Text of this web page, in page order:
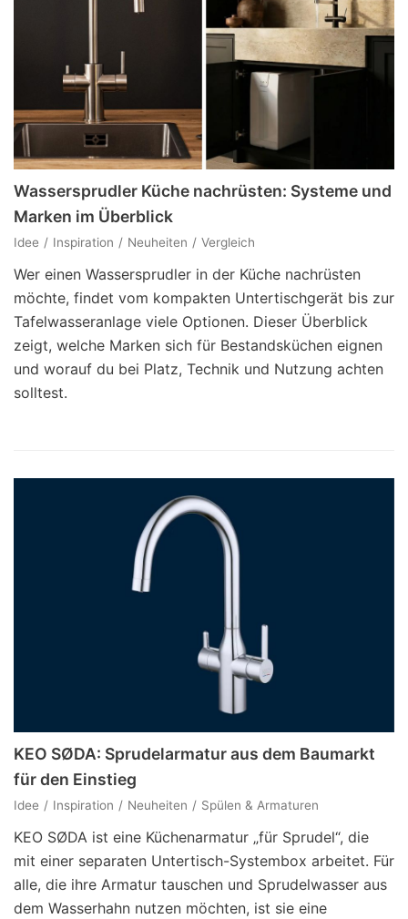
Wassersprudler Küche nachrüsten: Systeme und
Marken im Überblick
Idee Inspiration Neuheiten Vergleich
Wer einen Wassersprudler in der Küche nachrüsten
möchte, findet vom kompakten Untertischgerät bis zur
Tafelwasseranlage viele Optionen. Dieser Überblick
zeigt, welche Marken sich für Bestandsküchen eignen
und worauf du bei Platz, Technik und Nutzung achten
solltest.
KEO SØDA: Sprudelarmatur aus dem Baumarkt
für den Einstieg
Idee Inspiration Neuheiten Spülen & Armaturen
KEO SØDA ist eine Küchenarmatur „für Sprudel“, die
mit einer separaten Untertisch-Systembox arbeitet. Für
alle, die ihre Armatur tauschen und Sprudelwasser aus
dem Wasserhahn nutzen möchten, ist sie eine